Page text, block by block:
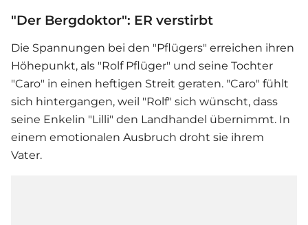
"Der Bergdoktor": ER verstirbt
Die Spannungen bei den "Pflügers" erreichen ihren
Höhepunkt, als "Rolf Pflüger" und seine Tochter
"Caro" in einen heftigen Streit geraten. "Caro" fühlt
sich hintergangen, weil "Rolf" sich wünscht, dass
seine Enkelin "Lilli" den Landhandel übernimmt. In
einem emotionalen Ausbruch droht sie ihrem
Vater.